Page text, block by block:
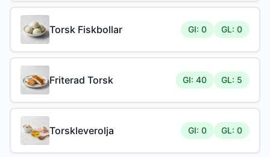
Torsk Fiskbollar GI: 0 GL: 0
Friterad Torsk GI: 40 GL: 5
Torskleverolja GI: 0 GL: 0